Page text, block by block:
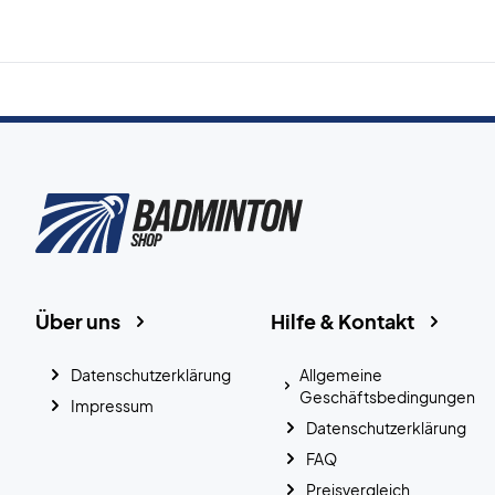
Hilfe & Kontakt
Allgemeine
Geschäftsbedingungen
Datenschutzerklärung
FAQ
Preisvergleich
Über uns
Datenschutzerklärung
Impressum